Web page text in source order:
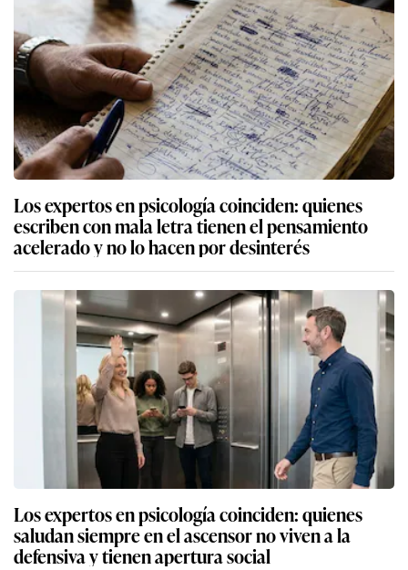
Los expertos en psicología coinciden: quienes
escriben con mala letra tienen el pensamiento
acelerado y no lo hacen por desinterés
Los expertos en psicología coinciden: quienes
saludan siempre en el ascensor no viven a la
defensiva y tienen apertura social